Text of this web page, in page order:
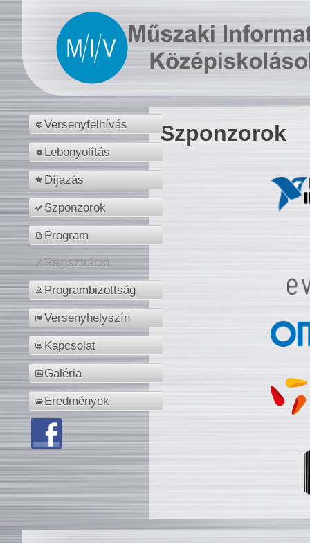
Versenyfelhívás
Lebonyolítás
Díjazás
Szponzorok
Program
Regisztráció
Programbizottság
Versenyhelyszín
Kapcsolat
Galéria
Eredmények
Szponzorok